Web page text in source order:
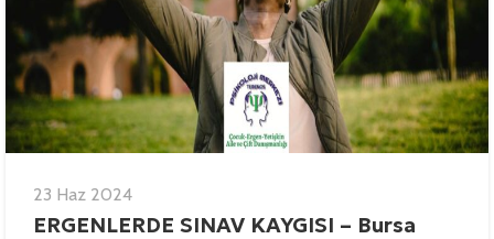
23 Haz 2024
ERGENLERDE SINAV KAYGISI – Bursa